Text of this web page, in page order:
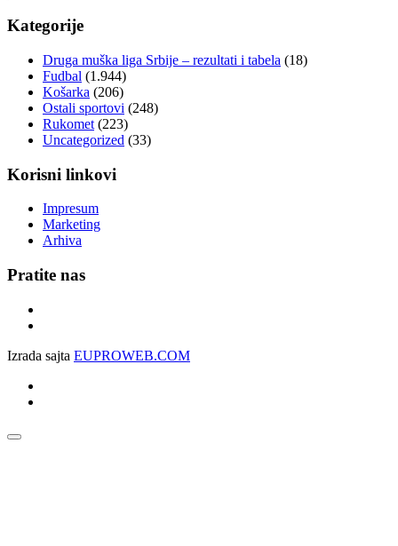
Kategorije
Druga muška liga Srbije – rezultati i tabela (18)
Fudbal (1.944)
Košarka (206)
Ostali sportovi (248)
Rukomet (223)
Uncategorized (33)
Korisni linkovi
Impresum
Marketing
Arhiva
Pratite nas
Izrada sajta EUPROWEB.COM